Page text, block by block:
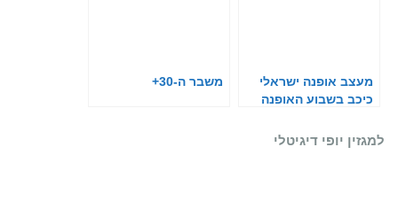
מעצב אופנה ישראלי
כיכב בשבוע האופנה
משבר ה-30+
למגזין יופי דיגיטלי